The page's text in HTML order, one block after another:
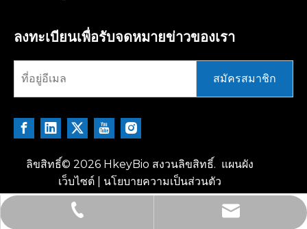
ลงทะเบียนเพื่อรับจดหมายข่าวของเรา
สมัครสมาชิก
ลิขสิทธิ์© 2026 HkeyBio สงวนลิขสิทธิ์. แผนผัง
เว็บไซต์
นโยบายความเป็นส่วนตัว